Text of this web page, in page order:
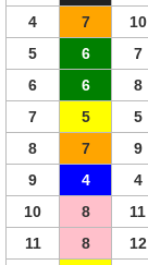
4
7 10
5
6 7
6
6 8
7
5 5
8
7 9
9
4 4
10
8 11
11
8 12